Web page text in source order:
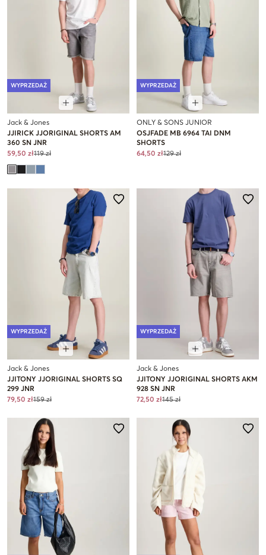
WYPRZEDAŻ
Jack & Jones
JJIRICK JJORIGINAL SHORTS AM
360 SN JNR
59,50 zł119 zł
WYPRZEDAŻ
ONLY & SONS JUNIOR
OSJFADE MB 6964 TAI DNM
SHORTS
64,50 zł129 zł
WYPRZEDAŻ
Jack & Jones
JJITONY JJORIGINAL SHORTS SQ
299 JNR
79,50 zł159 zł
WYPRZEDAŻ
Jack & Jones
JJITONY JJORIGINAL SHORTS AKM
928 SN JNR
72,50 zł145 zł